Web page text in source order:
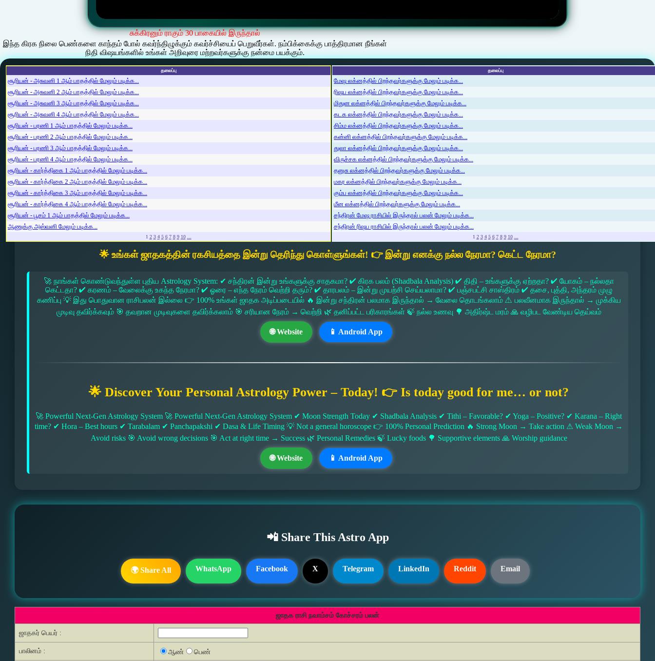
சுக்கிரனும் ராகும் 30 பாகையில் இருந்தால்
இந்த கிரக நிலை பெண்களை காந்தம் போல் கவர்ந்திழுக்கும் கவர்ச்சியைப் பெறுவீர்கள். நம்பிக்கைக்கு பாத்திரமான நீங்கள்
நிதி விஷயங்களில் உங்கள் அறிவுரை மற்றவர்களுக்கு நன்மை பயக்கும்.
தலைப்பு
சூரியன் - அசுவனி 1 ஆம் பாதத்தில் மேலும் படிக்க...
சூரியன் - அசுவனி 2 ஆம் பாதத்தில் மேலும் படிக்க...
சூரியன் - அசுவனி 3 ஆம் பாதத்தில் மேலும் படிக்க...
சூரியன் - அசுவனி 4 ஆம் பாதத்தில் மேலும் படிக்க...
சூரியன் - பரணி 1 ஆம் பாதத்தில் மேலும் படிக்க...
சூரியன் - பரணி 2 ஆம் பாதத்தில் மேலும் படிக்க...
சூரியன் - பரணி 3 ஆம் பாதத்தில் மேலும் படிக்க...
சூரியன் - பரணி 4 ஆம் பாதத்தில் மேலும் படிக்க...
சூரியன் - கார்த்திகை 1 ஆம் பாதத்தில் மேலும் படிக்க...
சூரியன் - கார்த்திகை 2 ஆம் பாதத்தில் மேலும் படிக்க...
சூரியன் - கார்த்திகை 3 ஆம் பாதத்தில் மேலும் படிக்க...
சூரியன் - கார்த்திகை 4 ஆம் பாதத்தில் மேலும் படிக்க...
சூரியன் - பூசம் 1 ஆம் பாதத்தில் மேலும் படிக்க...
ஆணுக்கு அஸ்வனி மேலும் படிக்க...
1 2 3 4 5 6 7 8 9 10 ...
தலைப்பு
மேஷ லக்னத்தில் பிறந்தவர்களுக்கு மேலும் படிக்க...
ரிஷப லக்னத்தில் பிறந்தவர்களுக்கு மேலும் படிக்க...
மிதுன லக்னத்தில் பிறந்தவர்களுக்கு மேலும் படிக்க...
கடக லக்னத்தில் பிறந்தவர்களுக்கு மேலும் படிக்க...
சிம்ம லக்னத்தில் பிறந்தவர்களுக்கு மேலும் படிக்க...
கன்னி லக்னத்தில் பிறந்தவர்களுக்கு மேலும் படிக்க...
துலா லக்னத்தில் பிறந்தவர்களுக்கு மேலும் படிக்க...
விருச்சக லக்னத்தில் பிறந்தவர்களுக்கு மேலும் படிக்க...
தனுசு லக்னத்தில் பிறந்தவர்களுக்கு மேலும் படிக்க...
மகர லக்னத்தில் பிறந்தவர்களுக்கு மேலும் படிக்க...
கும்ப லக்னத்தில் பிறந்தவர்களுக்கு மேலும் படிக்க...
மீன லக்னத்தில் பிறந்தவர்களுக்கு மேலும் படிக்க...
சந்திரன் மேஷ ராசியில் இருந்தால் பலன் மேலும் படிக்க...
சந்திரன் ரிஷப ராசியில் இருந்தால் பலன் மேலும் படிக்க...
1 2 3 4 5 6 7 8 9 10 ...
🌟 உங்கள் ஜாதகத்தின் ரகசியத்தை இன்று தெரிந்து கொள்ளுங்கள்! 👉 இன்று எனக்கு நல்ல நேரமா? கெட்ட நேரமா?
🚀 நாங்கள் கொண்டுவந்துள்ள புதிய Astrology System: ✔ சந்திரன் இன்று உங்களுக்கு சாதகமா? ✔ கிரக பலம் (Shadbala Analysis) ✔ திதி – உங்களுக்கு ஏற்றதா? ✔ யோகம் – நல்லதா
கெட்டதா? ✔ கரணம் – வேலைக்கு உகந்த நேரமா? ✔ ஓரை – எந்த நேரம் வெற்றி தரும்? ✔ தாரபலம் – இன்று முயற்சி செய்யலாமா? ✔ பஞ்சபட்சி சாஸ்திரம் ✔ தசை, புத்தி, அந்தரம் முழு
கணிப்பு 💡 இது பொதுவான ராசிபலன் இல்லை 👉 100% உங்கள் ஜாதக அடிப்படையில் 🔥 இன்று சந்திரன் பலமாக இருந்தால் → வேலை தொடங்கலாம் ⚠ பலவீனமாக இருந்தால் → முக்கிய
முடிவு தவிர்க்கவும் 🎯 தவறான முடிவுகளை தவிர்க்கலாம் 🎯 சரியான நேரம் → வெற்றி 🌿 தனிப்பட்ட பரிகாரங்கள் 🍃 நல்ல உணவு 🌳 அதிர்ஷ்ட மரம் 🙏 வழிபட வேண்டிய தெய்வம்
🌐 Website 📱 Android App
🌟 Discover Your Personal Astrology Power – Today! 👉 Is today good for me… or not?
🚀 Powerful Next-Gen Astrology System 🚀 Powerful Next-Gen Astrology System ✔ Moon Strength Today ✔ Shadbala Analysis ✔ Tithi – Favorable? ✔ Yoga – Positive? ✔ Karana – Right
time? ✔ Hora – Best hours ✔ Tarabalam ✔ Panchapakshi ✔ Dasa & Life Timing 💡 Not a general horoscope 👉 100% Personal Prediction 🔥 Strong Moon → Take action ⚠ Weak Moon →
Avoid risks 🎯 Avoid wrong decisions 🎯 Act at right time → Success 🌿 Personal Remedies 🍃 Lucky foods 🌳 Supportive elements 🙏 Worship guidance
🌐 Website 📱 Android App
📲 Share This Astro App
🌍 Share All WhatsApp Facebook X Telegram LinkedIn Reddit Email
ஜாதக ராசி நவாம்சம் கோச்சரம் பலன்
ஜாதகர் பெயர் :
பாலினம் : ஆண் பெண்